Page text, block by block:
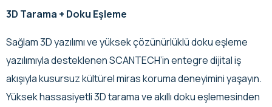
3D Tarama + Doku Eşleme
Sağlam 3D yazılımı ve yüksek çözünürlüklü doku eşleme
yazılımıyla desteklenen SCANTECH’in entegre dijital iş
akışıyla kusursuz kültürel miras koruma deneyimini yaşayın.
Yüksek hassasiyetli 3D tarama ve akıllı doku eşlemesinden